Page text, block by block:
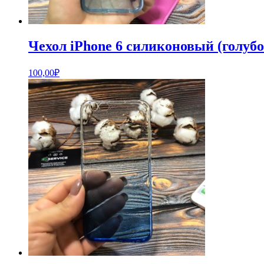
Чехол iPhone 6 силиконовый
100,00₽